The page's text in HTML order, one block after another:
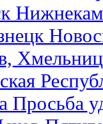
Просьба